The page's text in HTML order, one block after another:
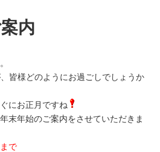
内
皆様どのようにお過ごしでしょうか
にお正月ですね
末年始のご案内をさせていただきま
で